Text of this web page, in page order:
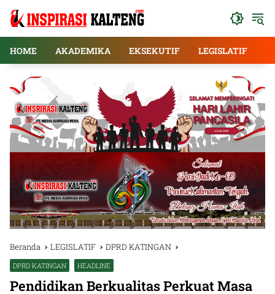
HOME
AKADEMIKA EKSEKUTIF LEGISLATIF
Beranda LEGISLATIF DPRD KATINGAN
DPRD KATINGAN HEADLINE
Pendidikan Berkualitas Perkuat Masa